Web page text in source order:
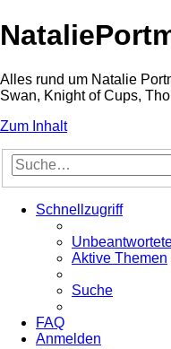
Alles rund um Natalie
Swan, Knight of Cups,
Zum Inhalt
Schnellzugriff
Aktive Themen
Suche
FAQ
Anmelden